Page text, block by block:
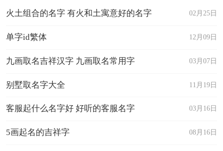
02月25日
火土组合的名字 有火和土寓意好的名字
12月09日
单字id繁体
03月07日
九画取名吉祥汉字 九画取名常用字
11月19日
别墅取名字大全
03月16日
客服起什么名字好 好听的客服名字
08月16日
5画起名的吉祥字